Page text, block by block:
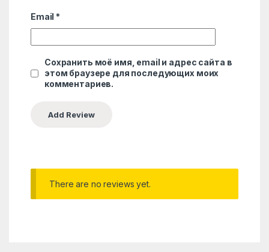
Email *
Сохранить моё имя, email и адрес сайта в
этом браузере для последующих моих
комментариев.
There are no reviews yet.